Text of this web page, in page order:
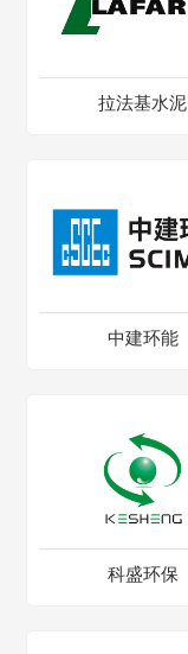
拉法基水泥
中建环能
科盛环保